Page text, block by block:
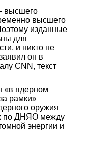
высшего
высшего
изданные
для
и никто не
он в
CNN, текст
«в ядерном
рамки»
оружия
по ДНЯО между
энергии и